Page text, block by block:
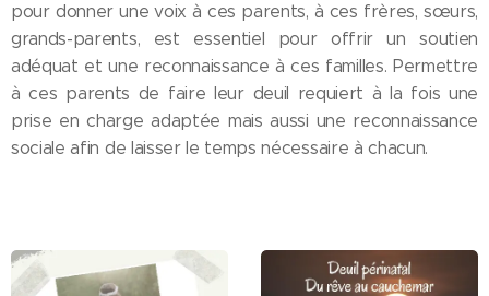
pour donner une voix à ces parents, à ces frères, sœurs,
grands-parents, est essentiel pour offrir un soutien
adéquat et une reconnaissance à ces familles. Permettre
à ces parents de faire leur deuil requiert à la fois une
prise en charge adaptée mais aussi une reconnaissance
sociale afin de laisser le temps nécessaire à chacun.